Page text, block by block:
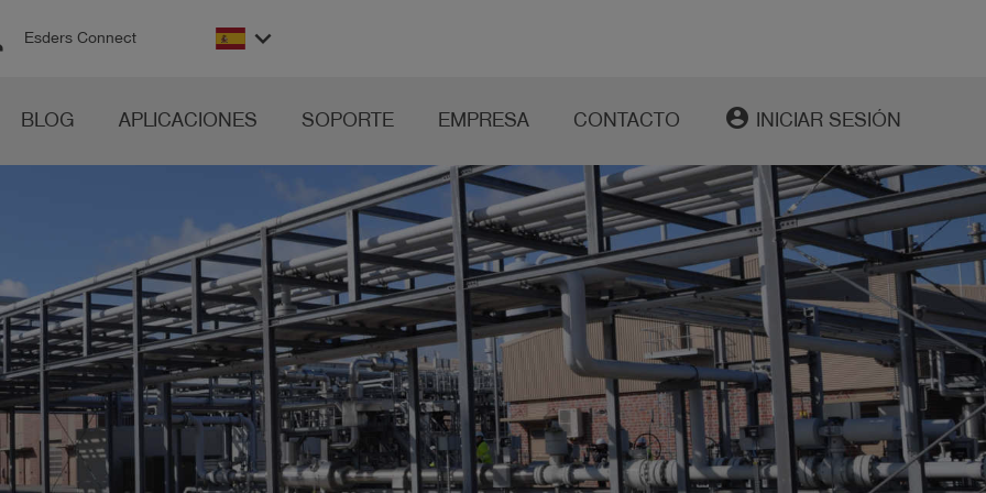
Esders Connect keyboard_arrow_down
BLOG APLICACIONES SOPORTE EMPRESA CONTACTO account_circle INICIAR SESIÓN